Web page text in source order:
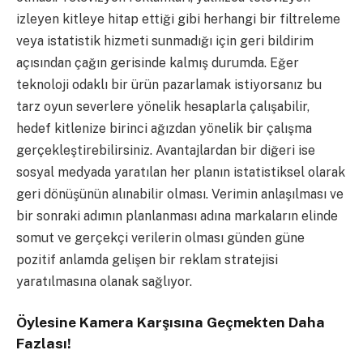
izleyen kitleye hitap ettiği gibi herhangi bir filtreleme
veya istatistik hizmeti sunmadığı için geri bildirim
açısından çağın gerisinde kalmış durumda. Eğer
teknoloji odaklı bir ürün pazarlamak istiyorsanız bu
tarz oyun severlere yönelik hesaplarla çalışabilir,
hedef kitlenize birinci ağızdan yönelik bir çalışma
gerçekleştirebilirsiniz. Avantajlardan bir diğeri ise
sosyal medyada yaratılan her planın istatistiksel olarak
geri dönüşünün alınabilir olması. Verimin anlaşılması ve
bir sonraki adımın planlanması adına markaların elinde
somut ve gerçekçi verilerin olması günden güne
pozitif anlamda gelişen bir reklam stratejisi
yaratılmasına olanak sağlıyor.
Öylesine Kamera Karşısına Geçmekten Daha
Fazlası!